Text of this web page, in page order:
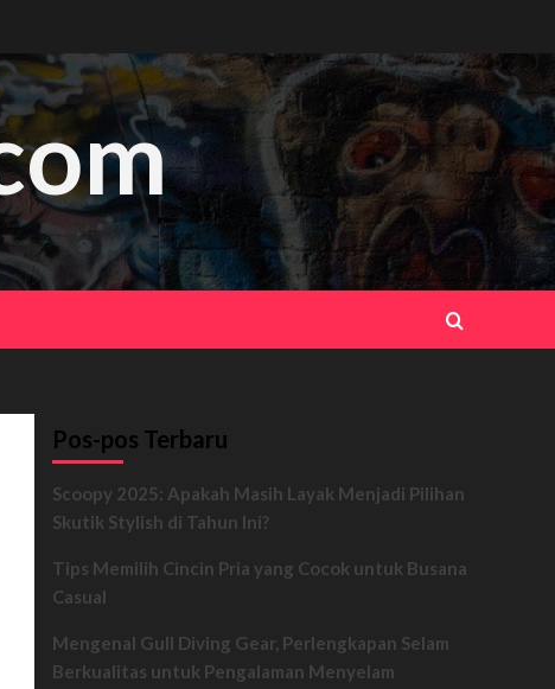
Pos-pos Terbaru
Scoopy 2025: Apakah Masih Layak Menjadi Pilihan
Skutik Stylish di Tahun Ini?
Tips Memilih Cincin Pria yang Cocok untuk Busana
Casual
Mengenal Gull Diving Gear, Perlengkapan Selam
Berkualitas untuk Pengalaman Menyelam